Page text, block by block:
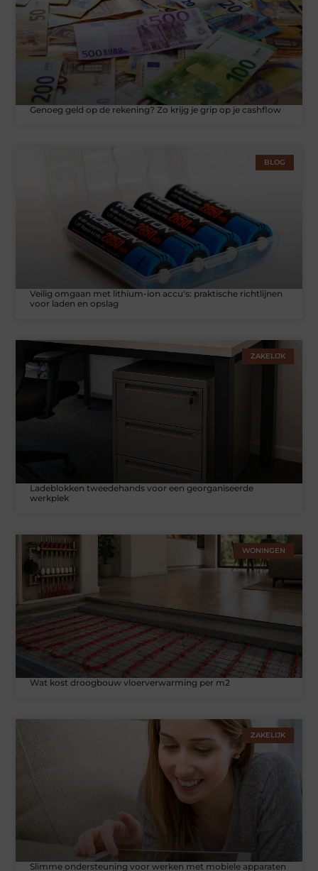
Genoeg geld op de rekening? Zo krijg je grip op je cashflow
BLOG
Veilig omgaan met lithium-ion accu's: praktische richtlijnen
voor laden en opslag
ZAKELIJK
Ladeblokken tweedehands voor een georganiseerde
werkplek
WONINGEN
Wat kost droogbouw vloerverwarming per m2
ZAKELIJK
Slimme ondersteuning voor werken met mobiele apparaten